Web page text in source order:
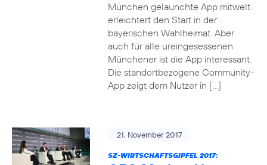
München gelaunchte App mitwelt.
erleichtert den Start in der
bayerischen Wahlheimat. Aber
auch für alle ureingesessenen
Münchener ist die App interessant.
Die standortbezogene Community-
App zeigt dem Nutzer in […]
21. November 2017
SZ-WIRTSCHAFTSGIPFEL 2017: